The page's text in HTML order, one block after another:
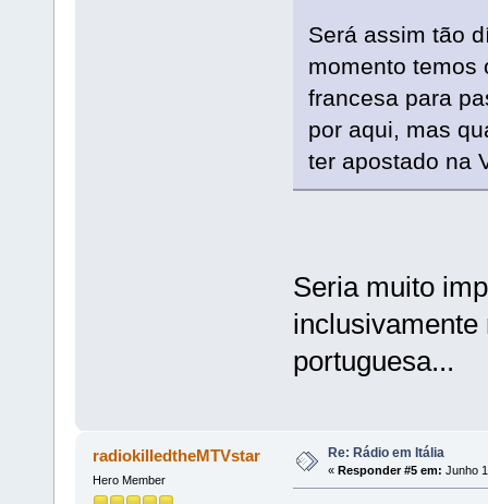
Será assim tão
momento temos
francesa para
por aqui, mas
ter apostado na
Seria muito
inclusivamente
portuguesa...
radiokilledtheMTVstar
Hero Member
Re: Rádio em Itália
« Responder #5 em: Junho